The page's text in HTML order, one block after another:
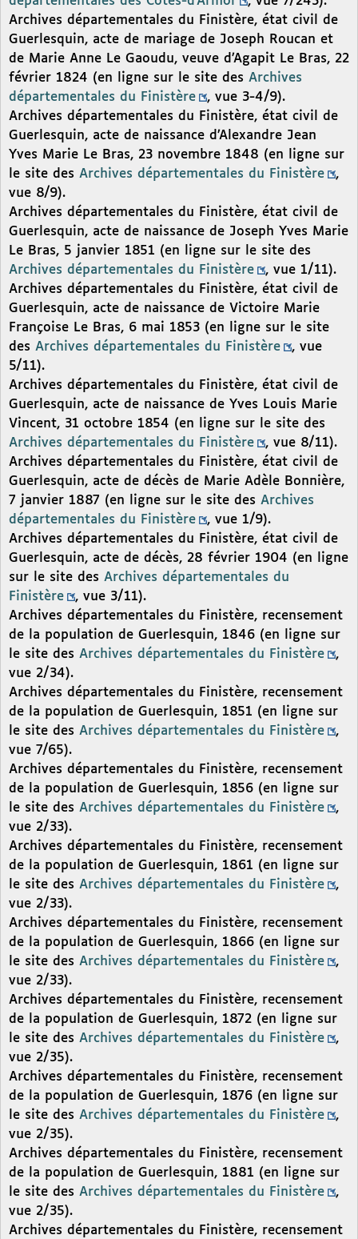
Archives départementales du Finistère, état civil de
Guerlesquin, acte de mariage de Joseph Roucan et
de Marie Anne Le Gaoudu, veuve d’Agapit Le Bras, 22
février 1824 (en ligne sur le site des Archives
départementales du Finistère
, vue 3-4/9).
Archives départementales du Finistère, état civil de
Guerlesquin, acte de naissance d’Alexandre Jean
Yves Marie Le Bras, 23 novembre 1848 (en ligne sur
le site des Archives départementales du Finistère
,
vue 8/9).
Archives départementales du Finistère, état civil de
Guerlesquin, acte de naissance de Joseph Yves Marie
Le Bras, 5 janvier 1851 (en ligne sur le site des
Archives départementales du Finistère
, vue 1/11).
Archives départementales du Finistère, état civil de
Guerlesquin, acte de naissance de Victoire Marie
Françoise Le Bras, 6 mai 1853 (en ligne sur le site
des Archives départementales du Finistère
, vue
5/11).
Archives départementales du Finistère, état civil de
Guerlesquin, acte de naissance de Yves Louis Marie
Vincent, 31 octobre 1854 (en ligne sur le site des
Archives départementales du Finistère
, vue 8/11).
Archives départementales du Finistère, état civil de
Guerlesquin, acte de décès de Marie Adèle Bonnière,
7 janvier 1887 (en ligne sur le site des Archives
départementales du Finistère
, vue 1/9).
Archives départementales du Finistère, état civil de
Guerlesquin, acte de décès, 28 février 1904 (en ligne
sur le site des Archives départementales du
Finistère
, vue 3/11).
Archives départementales du Finistère, recensement
de la population de Guerlesquin, 1846 (en ligne sur
le site des Archives départementales du Finistère
,
vue 2/34).
Archives départementales du Finistère, recensement
de la population de Guerlesquin, 1851 (en ligne sur
le site des Archives départementales du Finistère
,
vue 7/65).
Archives départementales du Finistère, recensement
de la population de Guerlesquin, 1856 (en ligne sur
le site des Archives départementales du Finistère
,
vue 2/33).
Archives départementales du Finistère, recensement
de la population de Guerlesquin, 1861 (en ligne sur
le site des Archives départementales du Finistère
,
vue 2/33).
Archives départementales du Finistère, recensement
de la population de Guerlesquin, 1866 (en ligne sur
le site des Archives départementales du Finistère
,
vue 2/33).
Archives départementales du Finistère, recensement
de la population de Guerlesquin, 1872 (en ligne sur
le site des Archives départementales du Finistère
,
vue 2/35).
Archives départementales du Finistère, recensement
de la population de Guerlesquin, 1876 (en ligne sur
le site des Archives départementales du Finistère
,
vue 2/35).
Archives départementales du Finistère, recensement
de la population de Guerlesquin, 1881 (en ligne sur
le site des Archives départementales du Finistère
,
vue 2/35).
Archives départementales du Finistère, recensement